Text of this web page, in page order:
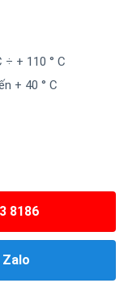
+ 110 ° C
+ 40 ° C
8186
Zalo